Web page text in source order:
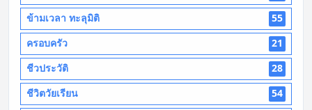
ข้ามเวลา ทะลุมิติ
55
ครอบครัว
21
ชีวประวัติ
28
ชีวิตวัยเรียน
54